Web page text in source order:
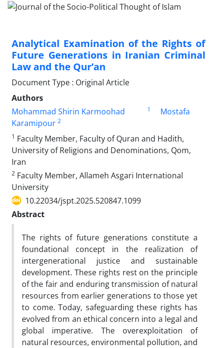
Analytical Examination of the Rights of
Future Generations in Iranian Criminal
Law and the Qur’an
Document Type : Original Article
Authors
Mohammad Shirin Karmoohad
1
Mostafa
Karamipour 2
1 Faculty Member, Faculty of Quran and Hadith,
University of Religions and Denominations, Qom,
Iran
2 Faculty Member, Allameh Asgari International
University
10.22034/jspt.2025.520847.1099
Abstract
The rights of future generations constitute a
foundational concept in the realization of
intergenerational justice and sustainable
development. These rights rest on the principle
of the fair and enduring transmission of natural
resources from earlier generations to those yet
to come. Today, safeguarding these rights has
evolved from an ethical concern into a legal and
global imperative. The overexploitation of
natural resources, environmental pollution, and